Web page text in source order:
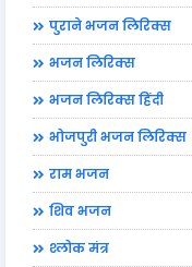
पुराने भजन लिरिक्स
भजन लिरिक्स
भजन लिरिक्स हिंदी
भोजपुरी भजन लिरिक्स
राम भजन
शिव भजन
श्लोक मंत्र